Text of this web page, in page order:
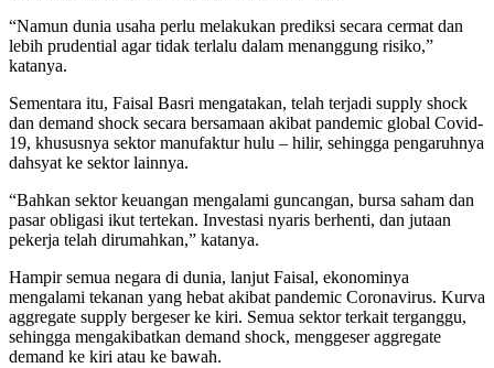
“Namun dunia usaha perlu melakukan prediksi secara cermat dan
lebih prudential agar tidak terlalu dalam menanggung risiko,”
katanya.
Sementara itu, Faisal Basri mengatakan, telah terjadi supply shock
dan demand shock secara bersamaan akibat pandemic global Covid-
19, khususnya sektor manufaktur hulu – hilir, sehingga pengaruhnya
dahsyat ke sektor lainnya.
“Bahkan sektor keuangan mengalami guncangan, bursa saham dan
pasar obligasi ikut tertekan. Investasi nyaris berhenti, dan jutaan
pekerja telah dirumahkan,” katanya.
Hampir semua negara di dunia, lanjut Faisal, ekonominya
mengalami tekanan yang hebat akibat pandemic Coronavirus. Kurva
aggregate supply bergeser ke kiri. Semua sektor terkait terganggu,
sehingga mengakibatkan demand shock, menggeser aggregate
demand ke kiri atau ke bawah.